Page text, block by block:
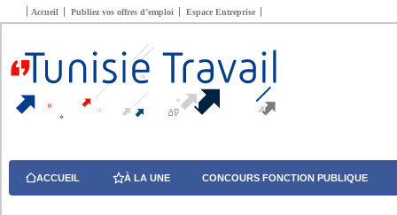
Accueil Publiez vos offres d’emploi Espace Entreprise
ACCUEIL À LA UNE CONCOURS FONCTION PUBLIQUE